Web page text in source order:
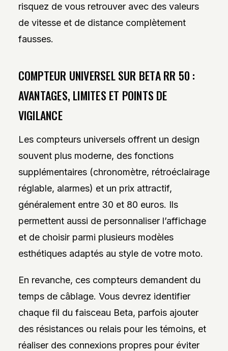
risquez de vous retrouver avec des valeurs
de vitesse et de distance complètement
fausses.
COMPTEUR UNIVERSEL SUR BETA RR 50 :
AVANTAGES, LIMITES ET POINTS DE
VIGILANCE
Les compteurs universels offrent un design
souvent plus moderne, des fonctions
supplémentaires (chronomètre, rétroéclairage
réglable, alarmes) et un prix attractif,
généralement entre 30 et 80 euros. Ils
permettent aussi de personnaliser l’affichage
et de choisir parmi plusieurs modèles
esthétiques adaptés au style de votre moto.
En revanche, ces compteurs demandent du
temps de câblage. Vous devrez identifier
chaque fil du faisceau Beta, parfois ajouter
des résistances ou relais pour les témoins, et
réaliser des connexions propres pour éviter